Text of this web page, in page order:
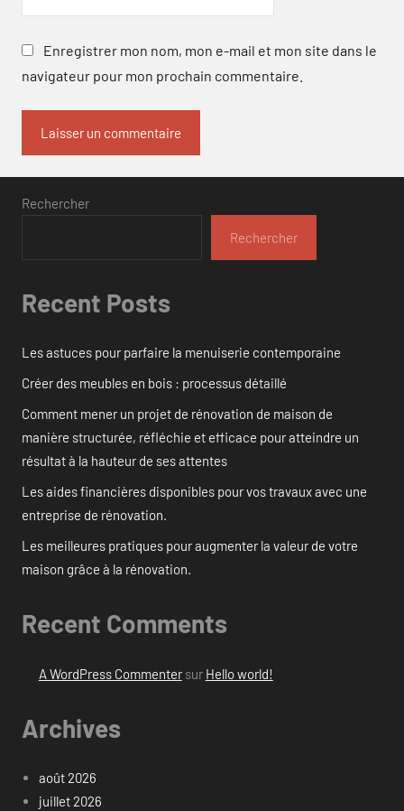
Enregistrer mon nom, mon e-mail et mon site dans le
navigateur pour mon prochain commentaire.
Rechercher
Rechercher
Recent Posts
Les astuces pour parfaire la menuiserie contemporaine
Créer des meubles en bois : processus détaillé
Comment mener un projet de rénovation de maison de
manière structurée, réfléchie et efficace pour atteindre un
résultat à la hauteur de ses attentes
Les aides financières disponibles pour vos travaux avec une
entreprise de rénovation.
Les meilleures pratiques pour augmenter la valeur de votre
maison grâce à la rénovation.
Recent Comments
A WordPress Commentersur Hello world!
Archives
août 2026
juillet 2026